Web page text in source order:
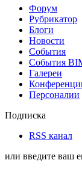
Форум
Рубрикатор
Блоги
Новости
События
События
Галереи
Персоналии
Подписка
RSS канал
или введите ваш